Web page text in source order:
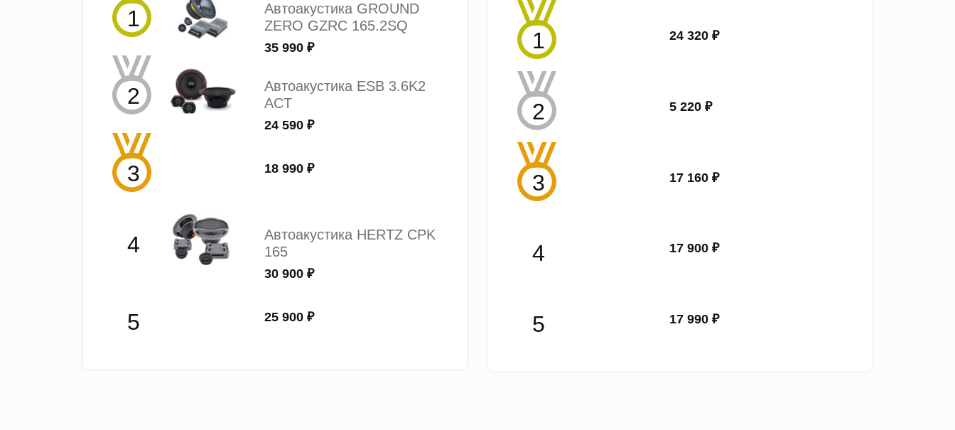
Автоакустика GROUND
ZERO GZRC 165.2SQ
35 990 ₽
Автоакустика ESB 3.6K2
ACT
24 590 ₽
18 990 ₽
Автоакустика HERTZ CPK
165
30 900 ₽
25 900 ₽
24 320 ₽
5 220 ₽
17 160 ₽
17 900 ₽
17 990 ₽